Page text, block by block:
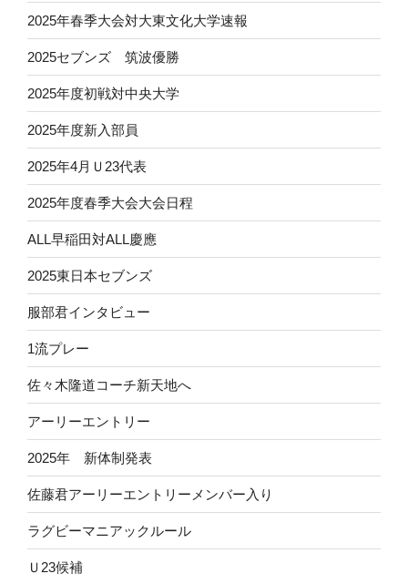
2025年春季大会対大東文化大学速報
2025セブンズ 筑波優勝
2025年度初戦対中央大学
2025年度新入部員
2025年4月Ｕ23代表
2025年度春季大会大会日程
ALL早稲田対ALL慶應
2025東日本セブンズ
服部君インタビュー
1流プレー
佐々木隆道コーチ新天地へ
アーリーエントリー
2025年 新体制発表
佐藤君アーリーエントリーメンバー入り
ラグビーマニアックルール
Ｕ23候補